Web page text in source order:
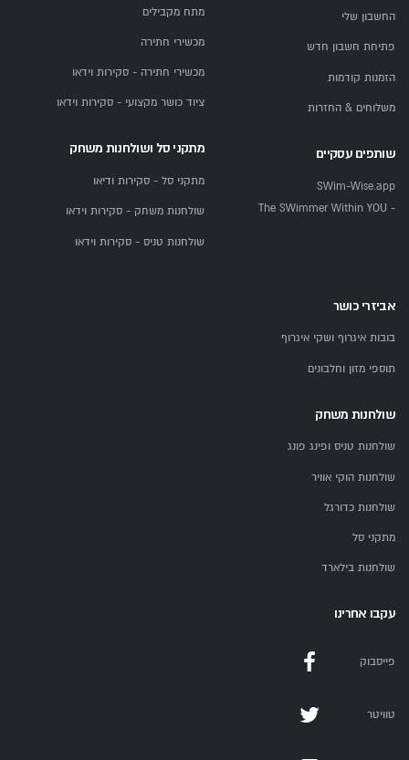
החשבון שלי
פתיחת חשבון חדש
הזמנות קודמות
משלוחים & החזרות
שותפים עסקיים
SWim-Wise.app
- The SWimmer Within YOU
מתח מקבילים
מכשירי חתירה
מכשירי חתירה - סקירות וידאו
ציוד כושר מקצועי - סקירות וידאו
מתקני סל ושולחנות משחק
מתקני סל - סקירות ודיאו
שולחנות משחק - סקירות וידאו
שולחנות טניס - סקירות וידאו
אביזרי כושר
בובות איגרוף ושקי איגרוף
תוספי מזון וחלבונים
שולחנות משחק
שולחנות טניס ופינג פונג
שולחנות הוקי אוויר
שולחנות כדורגל
מתקני סל
שולחנות בילארד
עקבו אחרינו
פייסבוק
טוויטר